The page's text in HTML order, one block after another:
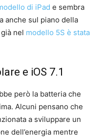
di iPad e sembra
anche sul piano della
nel modello 5S è stata
e iOS 7.1
però la batteria che
Alcuni pensano che
a sviluppare un
dell’energia mentre